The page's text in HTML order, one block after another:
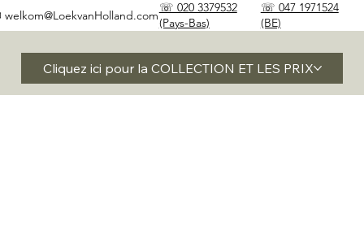
☏ 020 3379532
(Pays-Bas)
☏ 047 1971524
(BE)
welkom@LoekvanHolland.com
Cliquez ici pour la COLLECTION ET LES PRIX